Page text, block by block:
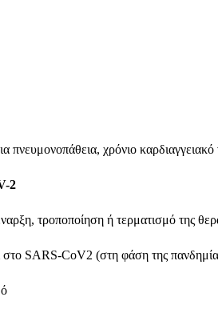
πνευμονοπάθεια, χρόνιο
2
τροποποίηση ή τερματισμό της
SARS-CoV2 (στη φάση της